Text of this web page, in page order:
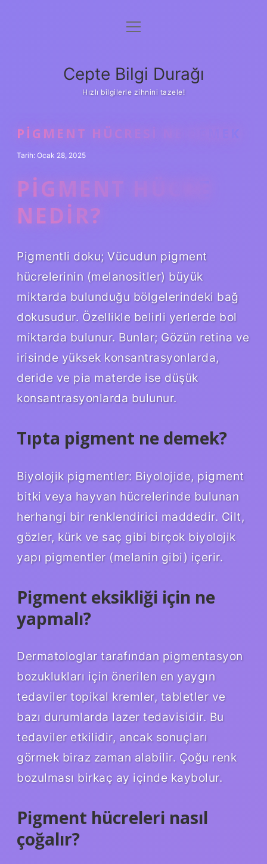
Anasayfa
Yasal Uyarı
menüyü
Cepte Bilgi Durağı
Hızlı bilgilerle zihnini tazele!
PIGMENT HÜCRESI NE DEMEK
Tarih: Ocak 28, 2025
PIGMENT HÜCRE
NEDIR?
Pigmentli doku; Vücudun pigment
hücrelerinin (melanositler) büyük
miktarda bulunduğu bölgelerindeki bağ
dokusudur. Özellikle belirli yerlerde bol
miktarda bulunur. Bunlar; Gözün retina ve
irisinde yüksek konsantrasyonlarda,
deride ve pia materde ise düşük
konsantrasyonlarda bulunur.
Tıpta pigment ne demek?
Biyolojik pigmentler: Biyolojide, pigment
bitki veya hayvan hücrelerinde bulunan
herhangi bir renklendirici maddedir. Cilt,
gözler, kürk ve saç gibi birçok biyolojik
yapı pigmentler (melanin gibi) içerir.
Pigment eksikliği için ne
yapmalı?
Dermatologlar tarafından pigmentasyon
bozuklukları için önerilen en yaygın
tedaviler topikal kremler, tabletler ve
bazı durumlarda lazer tedavisidir. Bu
tedaviler etkilidir, ancak sonuçları
görmek biraz zaman alabilir. Çoğu renk
bozulması birkaç ay içinde kaybolur.
Pigment hücreleri nasıl
çoğalır?